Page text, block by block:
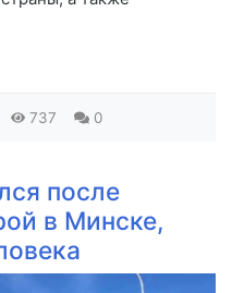
737 0
после
в Минске,